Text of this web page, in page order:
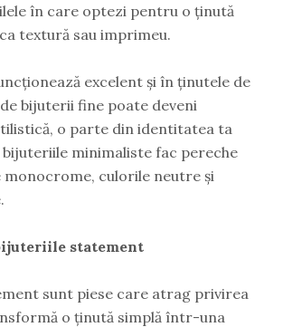
în care optezi pentru o ținută
textură sau imprimeu.
excelent și în ținutele de
bijuterii fine poate deveni
o parte din identitatea ta
bijuteriile minimaliste fac pereche
monocrome, culorile neutre și
statement
sunt piese care atrag privirea
o ținută simplă într-una